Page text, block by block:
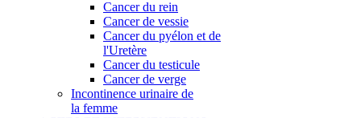
Cancer du rein
Cancer de vessie
Cancer du pyélon et de
l'Uretère
Cancer du testicule
Cancer de verge
Incontinence urinaire de
la femme